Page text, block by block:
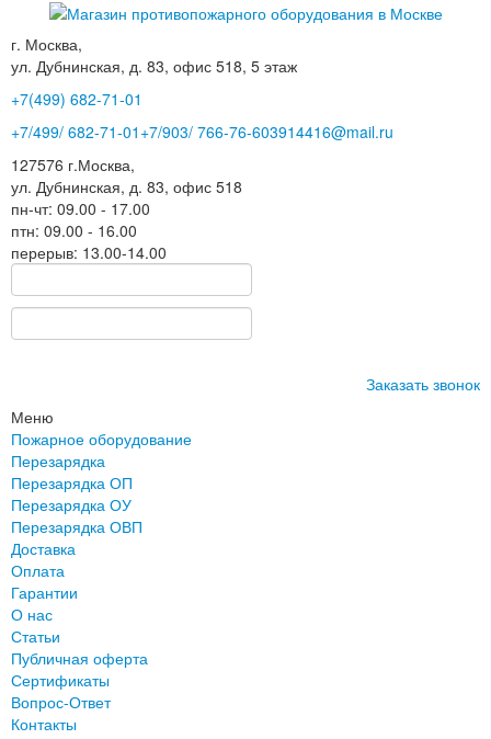
г. Москва,
ул. Дубнинская, д. 83, офис 518, 5 этаж
+7(499) 682-71-01
+7/499/ 682-71-01 +7/903/ 766-76-603914416@mail.ru
127576 г.Москва,
ул. Дубнинская, д. 83, офис 518
пн-чт: 09.00 - 17.00
птн: 09.00 - 16.00
перерыв: 13.00-14.00
Заказать звонок
Меню
Пожарное оборудование
Перезарядка
Перезарядка ОП
Перезарядка ОУ
Перезарядка ОВП
Доставка
Оплата
Гарантии
О нас
Статьи
Публичная оферта
Сертификаты
Вопрос-Ответ
Контакты